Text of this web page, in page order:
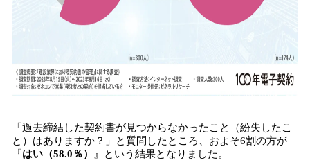
「過去締結した契約書が見つからなかったこと（紛失したこ
と）はありますか？」と質問したところ、およそ6割の方が
『はい（58.0％） 』という結果となりました。